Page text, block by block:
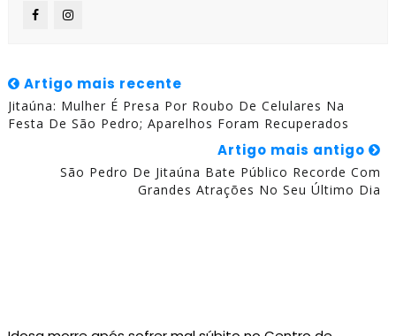
Artigo mais recente
Jitaúna: Mulher É Presa Por Roubo De Celulares Na
Festa De São Pedro; Aparelhos Foram Recuperados
Artigo mais antigo
São Pedro De Jitaúna Bate Público Recorde Com
Grandes Atrações No Seu Último Dia